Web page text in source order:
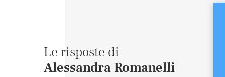
Le risposte di
Alessandra Romanelli